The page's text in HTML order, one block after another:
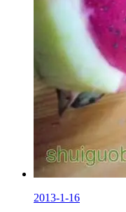
2013-1-16